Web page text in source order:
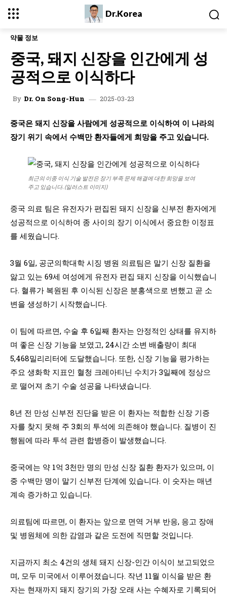
Dr.Korea
약물 정보
중국, 돼지 신장을 인간에게 성
공적으로 이식하다
By Dr. On Song-Hun 2025-03-23
중국은 돼지 신장을 사람에게 성공적으로 이식하여 이 나라의
장기 위기 속에서 수백만 환자들에게 희망을 주고 있습니다.
최근의 이종 이식 기술 발전은 장기 부족 문제 해결에 대한 희망을 보여
주고 있습니다. (일러스트 이미지)
중국 의료 팀은 유전자가 편집된 돼지 신장을 신부전 환자에게
성공적으로 이식하여 종 사이의 장기 이식에서 중요한 이정표
를 세웠습니다.
3월 6일, 공군의학대학 시징 병원 의료팀은 말기 신장 질환을
앓고 있는 69세 여성에게 유전자 편집 돼지 신장을 이식했습니
다. 혈류가 복원된 후 이식된 신장은 분홍색으로 변했고 곧 소
변을 생성하기 시작했습니다.
이 팀에 따르면, 수술 후 6일째 환자는 안정적인 상태를 유지하
며 좋은 신장 기능을 보였고, 24시간 소변 배출량이 최대
5,468밀리리터에 도달했습니다. 또한, 신장 기능을 평가하는
주요 생화학 지표인 혈청 크레아티닌 수치가 3일째에 정상으
로 떨어져 초기 수술 성공을 나타냈습니다.
8년 전 만성 신부전 진단을 받은 이 환자는 적합한 신장 기증
자를 찾지 못해 주 3회의 투석에 의존해야 했습니다. 질병이 진
행됨에 따라 투석 관련 합병증이 발생했습니다.
중국에는 약 1억 3천만 명의 만성 신장 질환 환자가 있으며, 이
중 수백만 명이 말기 신부전 단계에 있습니다. 이 숫자는 매년
계속 증가하고 있습니다.
의료팀에 따르면, 이 환자는 앞으로 면역 거부 반응, 응고 장애
및 병원체에 의한 감염과 같은 도전에 직면할 것입니다.
지금까지 최소 4건의 생체 돼지 신장-인간 이식이 보고되었으
며, 모두 미국에서 이루어졌습니다. 작년 11월 이식을 받은 환
자는 현재까지 돼지 장기의 가장 오래 사는 수혜자로 기록되어